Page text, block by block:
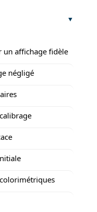
affichage fidèle
négligé